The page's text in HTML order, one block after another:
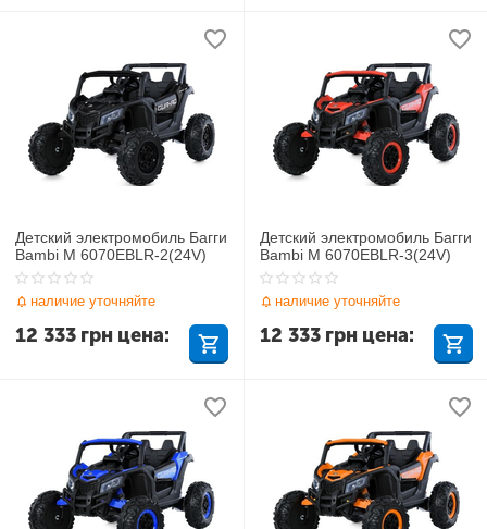
Детский электромобиль Багги
Bambi M 6070EBLR-2(24V)
наличие уточняйте
12 333 грн цена:
Детский электромобиль Багги
Bambi M 6070EBLR-3(24V)
наличие уточняйте
12 333 грн цена: